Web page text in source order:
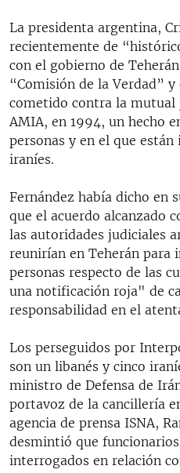
La presidenta argentina,
recientemente de
con el gobierno de
“Comisión de la Verdad”
cometido contra la mutual
AMIA, en 1994, un hecho
personas y en el que
iraníes.
Fernández había dicho en
que el acuerdo alcanzado
las autoridades judiciales
reunirían en Teherán para
personas respecto de las
una notificación roja" de
responsabilidad en el
Los perseguidos por
son un libanés y cinco
ministro de Defensa de
portavoz de la cancillería
agencia de prensa ISNA,
desmintió que
interrogados en relación